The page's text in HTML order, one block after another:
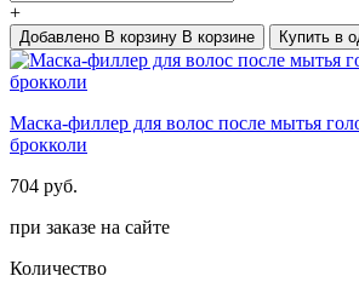
+
Добавлено В корзину В корзине Купить в
Маска-филлер для волос после мытья
брокколи
704 руб.
при заказе на сайте
Количество